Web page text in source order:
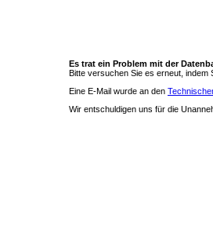
Es trat ein Problem mit der
Bitte versuchen Sie es erneut, indem
Eine E-Mail wurde an den
Wir entschuldigen uns für die